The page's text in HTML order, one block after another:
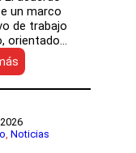
un marco
de trabajo
orientado…
Vínculo
con
UTA
permitirá
Noticias